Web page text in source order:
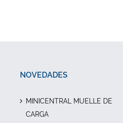
NOVEDADES
MINICENTRAL MUELLE DE
CARGA